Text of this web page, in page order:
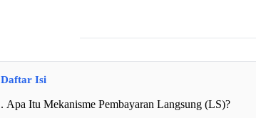
Daftar Isi
Apa Itu Mekanisme Pembayaran Langsung (LS)?